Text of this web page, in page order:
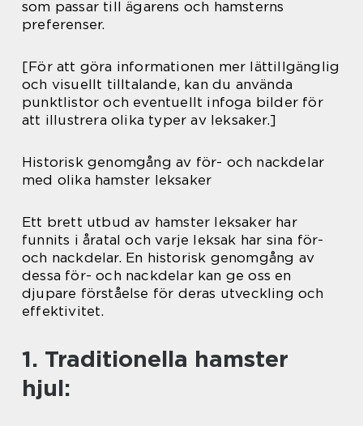
som passar till ägarens och hamsterns
preferenser.
[För att göra informationen mer lättillgänglig
och visuellt tilltalande, kan du använda
punktlistor och eventuellt infoga bilder för
att illustrera olika typer av leksaker.]
Historisk genomgång av för- och nackdelar
med olika hamster leksaker
Ett brett utbud av hamster leksaker har
funnits i åratal och varje leksak har sina för-
och nackdelar. En historisk genomgång av
dessa för- och nackdelar kan ge oss en
djupare förståelse för deras utveckling och
effektivitet.
1. Traditionella hamster
hjul: